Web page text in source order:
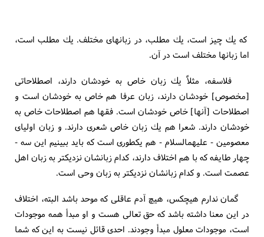
كه يك چيز است، يك مطلب، در زبانهاى مختلف. يك مطلب است،
اما زبانها مختلف است در آن.
فلاسفه، مثلاً يك زبان خاص به خودشان دارند، اصطلاحاتى
[مخصوص‏] خودشان دارند، زبان عرفا هم خاص به خودشان است و
اصطلاحات [آنها] خاص خودشان است. فقها هم اصطلاحات خاص به
خودشان دارند. شعرا هم يك زبان خاص شعرى دارند. و زبان اولياى
معصومين - عليهم‏السلام - هم يك‏طورى است كه بايد ببينيم اين سه -
چهار طايفه كه با هم اختلاف دارند، كدام زبانشان نزديكتر به زبان اهل
عصمت است. و كدام زبانشان نزديكتر به زبان وحى است.
گمان ندارم هيچ‏كس، هيچ آدم عاقلى كه موحد باشد البته، اختلاف
در اين معنا داشته باشد كه حق تعالى هست و او مبدأ همه موجودات
است، موجودات معلول مبدأ وجودند. احدى قائل نيست به اين كه شما